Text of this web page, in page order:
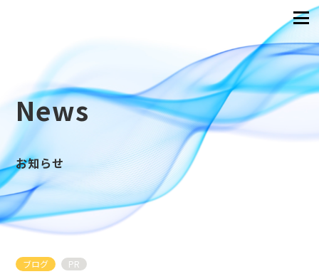
News
お知らせ
ブログ PR